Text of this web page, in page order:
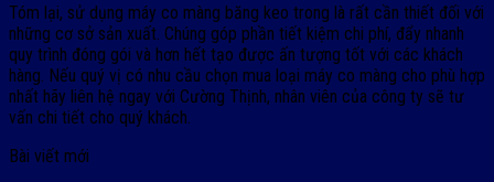
Tóm lại, sử dụng máy co màng băng keo trong là rất cần thiết đối với
những cơ sở sản xuất. Chúng góp phần tiết kiệm chi phí, đẩy nhanh
quy trình đóng gói và hơn hết tạo được ấn tượng tốt với các khách
hàng. Nếu quý vị có nhu cầu chọn mua loại máy co màng cho phù hợp
nhất hãy liên hệ ngay với Cường Thịnh, nhân viên của công ty sẽ tư
vấn chi tiết cho quý khách.
Bài viết mới